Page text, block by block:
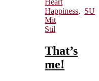
Heart
Happiness, SU
Mit
Stil
That’s
me!